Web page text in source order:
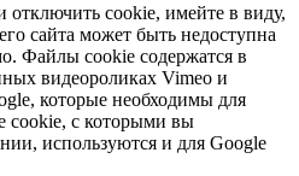
cookie, имейте в виду,
сайта может быть недоступна
Файлы cookie содержатся в
видеороликах Vimeo и
которые необходимы для
cookie, с которыми вы
используются и для Google